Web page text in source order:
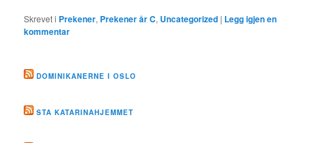
Skrevet i Prekener, Prekener år C, Uncategorized | Legg igjen en
kommentar
DOMINIKANERNE I OSLO
STA KATARINAHJEMMET